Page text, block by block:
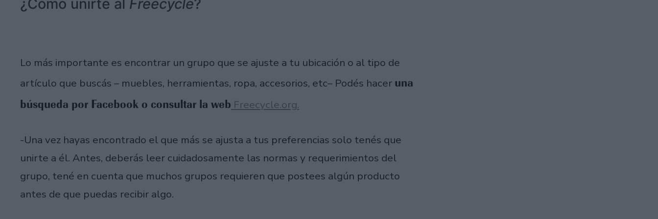
¿Cómo unirte al Freecycle?
Lo más importante es encontrar un grupo que se ajuste a tu ubicación o al tipo de
artículo que buscás – muebles, herramientas, ropa, accesorios, etc– Podés hacer una
búsqueda por Facebook o consultar la web Freecycle.org.
-Una vez hayas encontrado el que más se ajusta a tus preferencias solo tenés que
unirte a él. Antes, deberás leer cuidadosamente las normas y requerimientos del
grupo, tené en cuenta que muchos grupos requieren que postees algún producto
antes de que puedas recibir algo.